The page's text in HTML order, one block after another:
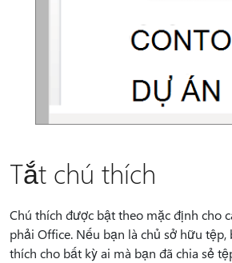
Tắt chú thích
Chú thích được bật theo mặc định cho
phải Office. Nếu bạn là chủ sở hữu tệp,
thích cho bất kỳ ai mà bạn đã chia sẻ